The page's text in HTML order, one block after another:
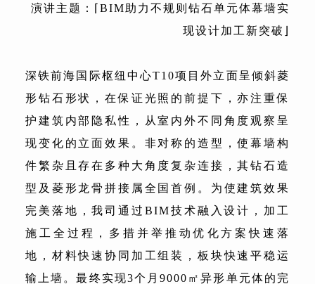
演讲主题：⌈BIM助力不规则钻石单元体幕墙实
现设计加工新突破⌋
深铁前海国际枢纽中心T10项目外立面呈倾斜菱
形钻石形状，在保证光照的前提下，亦注重保
护建筑内部隐私性，从室内外不同角度观察呈
现变化的立面效果。非对称的造型，使幕墙构
件繁杂且存在多种大角度复杂连接，其钻石造
型及菱形龙骨拼接属全国首例。为使建筑效果
完美落地，我司通过BIM技术融入设计，加工
施工全过程，多措并举推动优化方案快速落
地，材料快速协同加工组装，板块快速平稳运
输上墙。最终实现3个月9000㎡异形单元体的完